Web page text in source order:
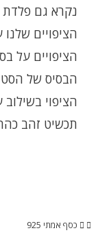
נקרא גם פלדת
הציפויים שלנו
הציפויים על
הבסיס של
הציפוי בשילוב
תכשיט זהב
כסף אמתי 925